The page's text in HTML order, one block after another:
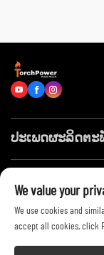
ປະເພດຜະລິດຕະ
ຕິດຕໍ່ພວກເຮົາ
We value your
We use cookies and
accept all cookies, click